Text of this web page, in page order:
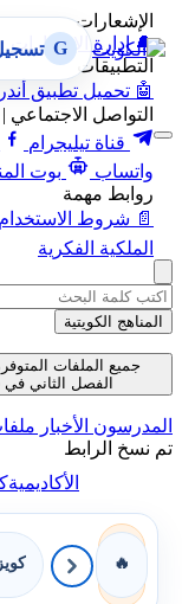
الإشعارات
🔔 إدارة الإشعارات
التطبيقات
🤖 تحميل تطبيق
التواصل
قناة تيليجرام
واتساب
بوت
روابط مهمة
📄 شروط الاستخدام
الملكية الفكرية
G
المناهج الكويتية
جميع الملفات
الفصل الثاني في
المدرسون الأخبار
تم نسخ الرابط
الأكاديمية
🔥